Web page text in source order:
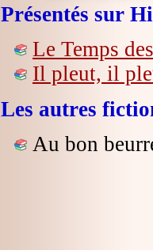
Présentés sur
Le Temps
Il pleut, il
Les autres
Au bon